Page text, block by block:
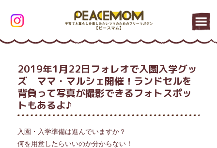
2019年1月22日フォレオで入園入学グッ
ズ ママ・マルシェ開催！ランドセルを
背負って写真が撮影できるフォトスポッ
トもあるよ♪
入園・入学準備は進んでいますか？
何を用意したらいいのか分からない！